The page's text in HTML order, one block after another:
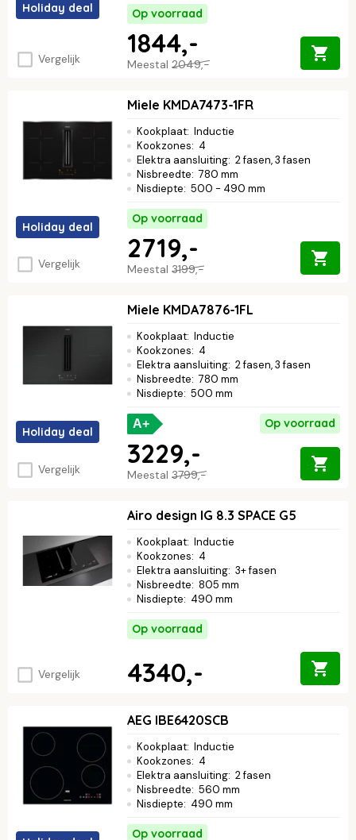
Holiday deal
Vergelijk
Op voorraad
Meestal 2049,-
1844,-
Holiday deal
Vergelijk
Miele KMDA7473-1FR
Kookplaat: Inductie
Kookzones: 4
Elektra aansluiting: 2 fasen, 3 fasen
Nisbreedte: 780 mm
Nisdiepte: 500 - 490 mm
Op voorraad
Meestal 3199,-
2719,-
Holiday deal
Vergelijk
Miele KMDA7876-1FL
Kookplaat: Inductie
Kookzones: 4
Elektra aansluiting: 2 fasen, 3 fasen
Nisbreedte: 780 mm
Nisdiepte: 500 mm
A+ Op voorraad
Meestal 3799,-
3229,-
Vergelijk
Airo design IG 8.3 SPACE G5
Kookplaat: Inductie
Kookzones: 4
Elektra aansluiting: 3+ fasen
Nisbreedte: 805 mm
Nisdiepte: 490 mm
Op voorraad
4340,-
AEG IBE6420SCB
Kookplaat: Inductie
Kookzones: 4
Elektra aansluiting: 2 fasen
Nisbreedte: 560 mm
Nisdiepte: 490 mm
Op voorraad